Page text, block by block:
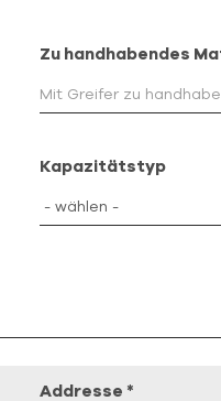
Zu handhabendes
Kapazitätstyp
Addresse *